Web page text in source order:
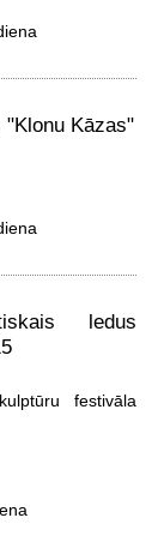
"Klonu Kāzas"
ledus
festivāla